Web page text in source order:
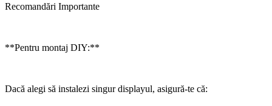
Recomandări Importante
**Pentru montaj DIY:**
Dacă alegi să instalezi singur displayul, asigură-te că: